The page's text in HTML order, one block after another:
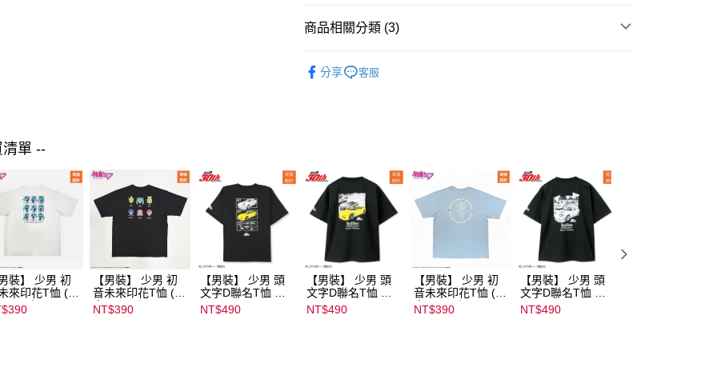
每筆NT$80，滿NT$1,500(含以上)免運費
每筆NT$80，滿NT$1,500(含以上)免運費
商品相關分類 (3)
分享 客服
單 --
裝】 少男 初
來印花T恤 (初
ク) ｜
【男裝】 少男 初
音未來印花T恤 (初
音ミク) ｜
08022B01232000
NT$390
【男裝】 少男 頭
文字D聯名T恤 ｜
07102B01232000
15437
NT$490
【男裝】 少男 頭
文字D聯名T恤 ｜
07102B01232000
15434
NT$490
【男裝】 少男 初
音未來印花T恤 (初
音ミク) ｜
08022B01232000
NT$390
【男裝】 少男 頭
文字D聯名T恤 ｜
07102B01232000
15433
NT$490